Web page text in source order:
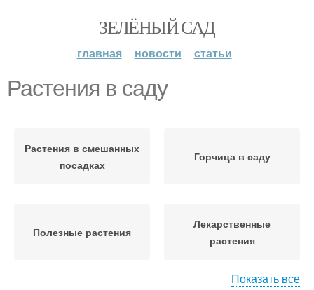
ЗЕЛЁНЫЙ САД
главная новости статьи
Растения в саду
Растения в смешанных
посадках
Горчица в саду
Полезные растения
Лекарственные
растения
Показать все